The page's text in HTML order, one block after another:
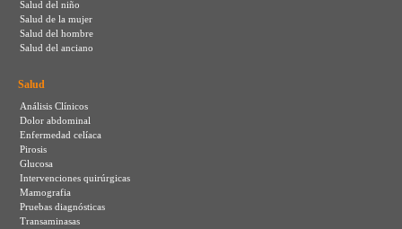
Salud del niño
Salud de la mujer
Salud del hombre
Salud del anciano
Salud
Análisis Clínicos
Dolor abdominal
Enfermedad celíaca
Pirosis
Glucosa
Intervenciones quirúrgicas
Mamografia
Pruebas diagnósticas
Transaminasas